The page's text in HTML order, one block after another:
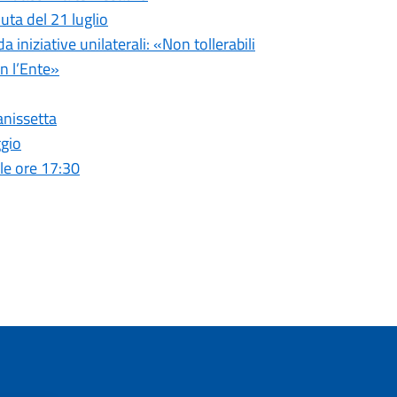
del 21 luglio
iniziative unilaterali: «Non tollerabili
l’Ente»
ore 17:30